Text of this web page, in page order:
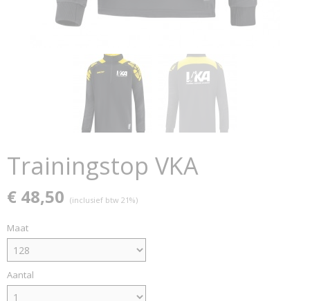
Trainingstop VKA
€ 48,50 (inclusief btw 21%)
Maat
Aantal